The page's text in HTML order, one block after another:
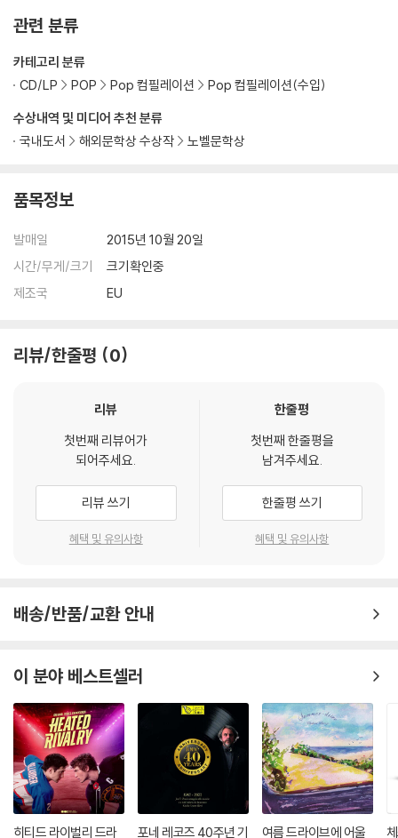
관련 분류
수상내역 및 미디어 추천 분류
국내도서
해외문학상 수상작 노벨문학상
카테고리 분류
CD/LP
POP Pop 컴필레이션 Pop 컴필레이션(수입)
품목정보
발매일
2015년 10월 20일
시간/무게/크기
크기확인중
제조국
EU
리뷰/한줄평 0
리뷰
첫번째 리뷰어가
되어주세요.
리뷰 쓰기
혜택 및 유의사항
한줄평
첫번째 한줄평을
남겨주세요.
한줄평 쓰기
혜택 및 유의사항
배송/반품/교환 안내
이 분야 베스트셀러
히티드 라이벌리 드라
포네 레코즈 40주년 기
여름 드라이브에 어울